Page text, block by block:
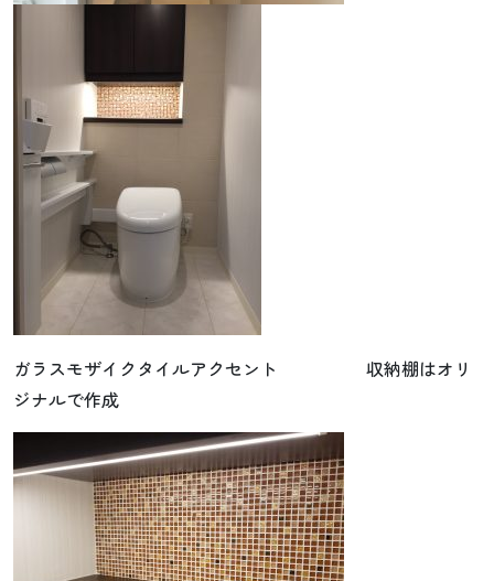
ガラスモザイクタイルアクセント 収納棚はオリ
ジナルで作成